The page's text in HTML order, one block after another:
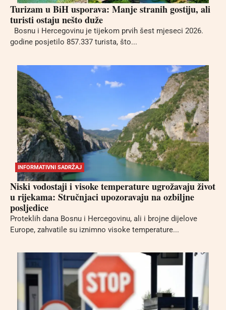
Turizam u BiH usporava: Manje stranih gostiju, ali
turisti ostaju nešto duže
Bosnu i Hercegovinu je tijekom prvih šest mjeseci 2026.
godine posjetilo 857.337 turista, što...
INFORMATIVNI SADRŽAJ
Niski vodostaji i visoke temperature ugrožavaju život
u rijekama: Stručnjaci upozoravaju na ozbiljne
posljedice
Proteklih dana Bosnu i Hercegovinu, ali i brojne dijelove
Europe, zahvatile su iznimno visoke temperature...